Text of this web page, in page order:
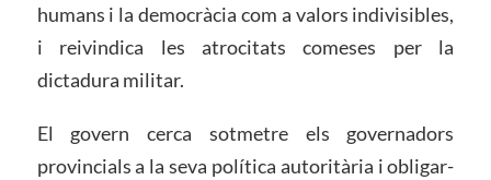
humans i la democràcia com a valors indivisibles,
i reivindica les atrocitats comeses per la
dictadura militar.
El govern cerca sotmetre els governadors
provincials a la seva política autoritària i obligar-